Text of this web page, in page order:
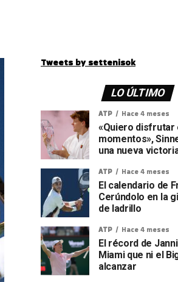
Tweets by settenisok
LO ÚLTIMO
ATP Hace 4 meses
«Quiero disfrutar
momentos»,
una nueva
ATP Hace 4 meses
El calendario de
Cerúndolo en la
de ladrillo
ATP Hace 4 meses
El récord de
Miami que ni el
alcanzar